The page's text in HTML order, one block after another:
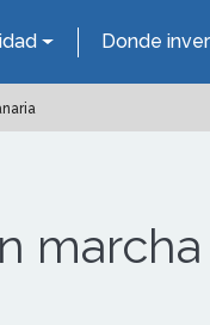
Donde